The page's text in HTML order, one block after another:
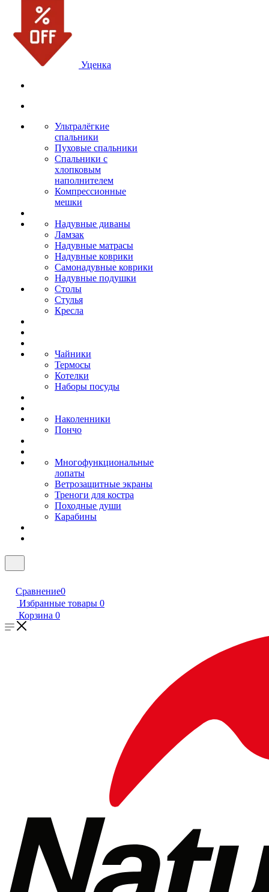
Уценка
Ультралёгкие
спальники
Пуховые спальники
Спальники с
хлопковым
наполнителем
Компрессионные
мешки
Надувные диваны
Ламзак
Надувные матрасы
Надувные коврики
Самонадувные коврики
Надувные подушки
Столы
Стулья
Кресла
Чайники
Термосы
Котелки
Наборы посуды
Наколенники
Пончо
Многофункциональные
лопаты
Ветрозащитные экраны
Треноги для костра
Походные души
Карабины
Сравнение0
Избранные товары 0
Корзина 0